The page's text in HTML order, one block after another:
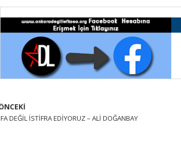
DEĞİL İSTİFRA EDİYORUZ – ALİ DOĞANBAY